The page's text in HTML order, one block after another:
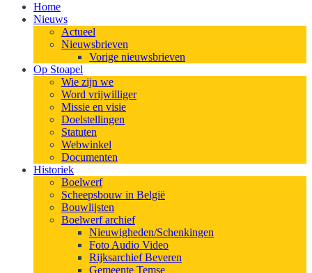
Home
Nieuws
Actueel
Nieuwsbrieven
Vorige nieuwsbrieven
Op Stoapel
Wie zijn we
Word vrijwilliger
Missie en visie
Doelstellingen
Statuten
Webwinkel
Documenten
Historiek
Boelwerf
Scheepsbouw in België
Bouwlijsten
Boelwerf archief
Nieuwigheden/Schenkingen
Foto Audio Video
Rijksarchief Beveren
Gemeente Temse